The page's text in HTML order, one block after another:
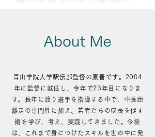
About Me
青山学院大学駅伝部監督の原晋です。2004
年に監督に就任し、今年で23年目になりま
す。長年に渡り選手を指導する中で、中長距
離走の専門性に加え、若者たちの成長を促す
術を学び、考え、実践してきました。今後
は、これまで身につけたスキルを世の中に発